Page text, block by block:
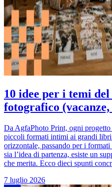
10 idee per i temi
fotografico
Da AgfaPhoto Print, ogni
piccoli formati intimi ai grandi
orizzontale, passando per i
sia l’idea di partenza, esiste un
che merita. Ecco dieci spunti
7 luglio 2026